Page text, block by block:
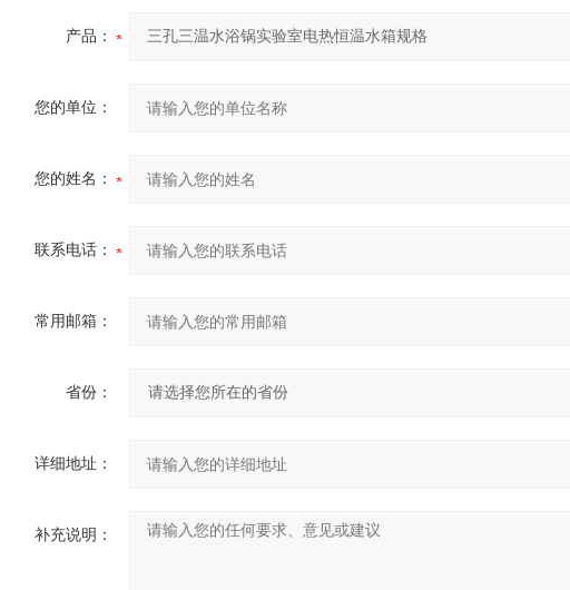
产品：
您的单位：
您的姓名：
联系电话：
常用邮箱：
省份：
详细地址：
补充说明：